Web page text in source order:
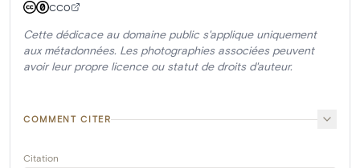
CC0
Cette dédicace au domaine public s'applique uniquement
aux métadonnées. Les photographies associées peuvent
avoir leur propre licence ou statut de droits d'auteur.
COMMENT CITER
Citation